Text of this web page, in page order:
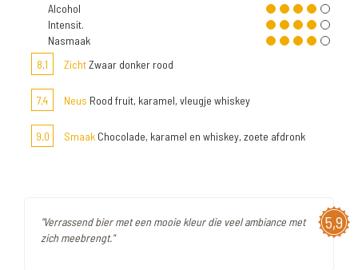
Alcohol
Intensit.
Nasmaak
8,1
ZichtZwaar donker rood
7,4 Neus Rood fruit, karamel, vleugje whiskey
9,0 Smaak Chocolade, karamel en whiskey, zoete afdronk
5,9
"Verrassend bier met een mooie kleur die veel ambiance met
zich meebrengt."